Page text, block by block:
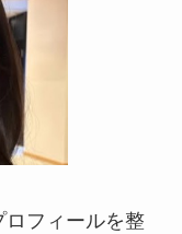
ロフィールを整